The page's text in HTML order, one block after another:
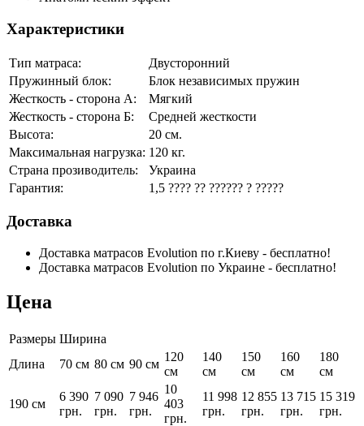
Характеристики
Тип матраса:
Двусторонний
Пружинный блок:
Блок независимых пружин
Жесткость - сторона А:
Мягкий
Жесткость - сторона Б:
Средней жесткости
Высота:
20 см.
Максимальная нагрузка: 120 кг.
Страна прозиводитель:
Украина
Гарантия:
1,5 ???? ?? ?????? ? ?????
Доставка
Доставка матрасов Evolution по г.Киеву - бесплатно!
Доставка матрасов Evolution по Украине - бесплатно!
Цена
Размеры Ширина
Длина
70 см 80 см 90 см
120
см
140
см
150
см
160
см
180
см
190 см
6 390
грн.
7 090
грн.
7 946
грн.
10
403
грн.
11 998
грн.
12 855
грн.
13 715
грн.
15 319
грн.